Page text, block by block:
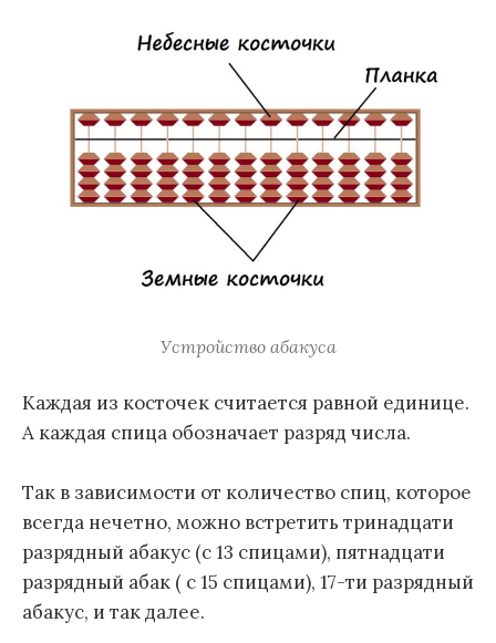
Устройство абакуса
Каждая из косточек считается равной единице.
А каждая спица обозначает разряд числа.
Так в зависимости от количество спиц, которое
всегда нечетно, можно встретить тринадцати
разрядный абакус (с 13 спицами), пятнадцати
разрядный абак ( с 15 спицами), 17-ти разрядный
абакус, и так далее.